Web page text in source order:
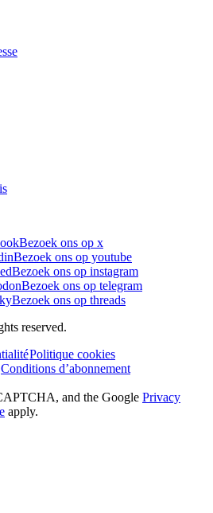
Bezoek ons op x
Bezoek ons op youtube
Bezoek ons op instagram
Bezoek ons op telegram
Bezoek ons op threads
reserved.
Politique cookies
Conditions d’abonnement
and the Google Privacy
apply.